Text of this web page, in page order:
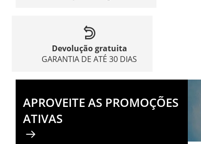
Devolução gratuita
GARANTIA DE ATÉ 30 DIAS
APROVEITE AS PROMOÇÕES
ATIVAS